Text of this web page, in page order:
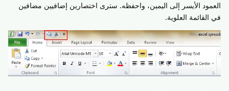
العمود الأيسر إلى اليمين، واحفظه. سترى اختصارين إضافيين مضافين
في القائمة العلوية.